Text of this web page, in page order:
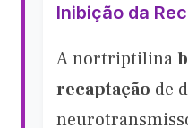
Inibição da
A nortriptilina
recaptação de